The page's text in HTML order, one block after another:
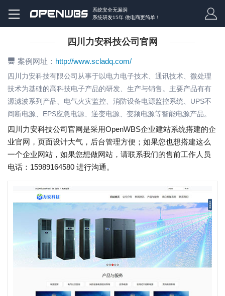
系统安全无漏洞
系统研发15年 做电商更简单！
四川力安科技公司官网
案例网址： http://www.scladq.com/
四川力安科技有限公司从事于以电力电子技术、通讯技术、微处理
技术为基础的高科技电子产品的研发、生产与销售。主要产品有有
源滤波系列产品、电气火灾监控、消防设备电源监控系统、UPS不
间断电源、EPS应急电源、逆变电源、变频电源等智能电源产品。
四川力安科技公司官网是采用OpenWBS企业建站系统搭建的企
业官网，页面设计大气，后台管理方便；如果您也想搭建这么
一个企业网站，如果您想做网站，请联系我们的售前工作人员
电话：15989164580 进行沟通。